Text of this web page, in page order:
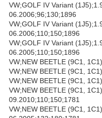
VW;GOLF IV Variant
06.2006;96;130;1896
VW;GOLF IV Variant
06.2006;110;150;1896
VW;GOLF IV Variant
06.2005;110;150;1896
VW;NEW BEETLE (9C1,
VW;NEW BEETLE (9C1,
VW;NEW BEETLE (9C1,
VW;NEW BEETLE (9C1,
09.2010;110;150;1781
VW;NEW BEETLE (9C1,